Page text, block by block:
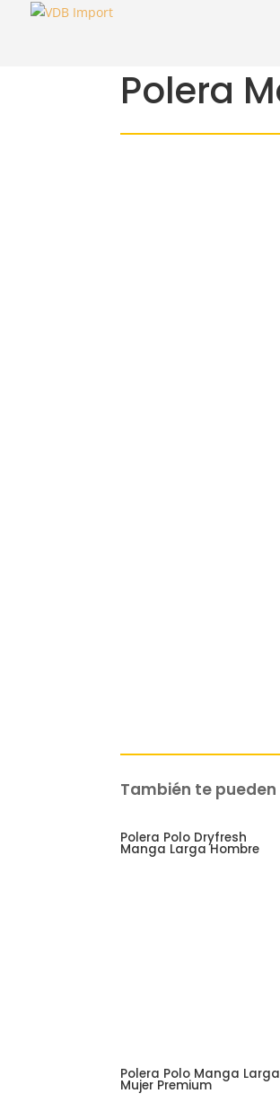
Polera
También te
Related
Polera Polo Dryfresh
Manga Larga Hombre
Polera Polo Manga Larga
Mujer Premium